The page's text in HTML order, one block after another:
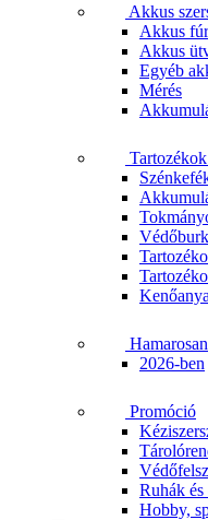
Akkus
Akkus
Akkus
Egyéb
Mérés
Hamarosan
2026-ben
Promóció
Ruhák
Hobby,